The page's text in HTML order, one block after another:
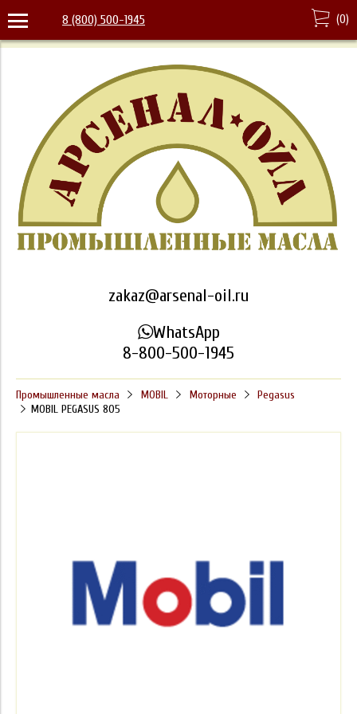
8 (800) 500-1945 (0)
zakaz@arsenal-oil.ru
WhatsApp
8-800-500-1945
Промышленные масла MOBIL Моторные
Pegasus
MOBIL PEGASUS 805